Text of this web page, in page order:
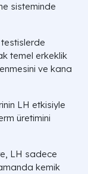
sisteminde
temel erkeklik
ve kana
LH etkisiyle
üretimini
LH sadece
kemik